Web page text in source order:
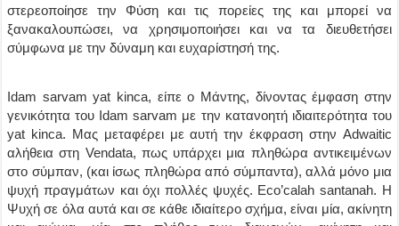
στερεοποίησε την Φύση και τις πορείες της και μπορεί να
ξανακαλουπώσει, να χρησιμοποιήσει και να τα διευθετήσει
σύμφωνα με την δύναμη και ευχαρίστησή της.
Idam sarvam yat kinca, είπε ο Μάντης, δίνοντας έμφαση στην
γενικότητα του Idam sarvam με την κατανοητή ιδιαιτερότητα του
yat kinca. Μας μεταφέρει με αυτή την έκφραση στην Adwaitic
αλήθεια στη Vendata, πως υπάρχει μια πληθώρα αντικειμένων
στο σύμπαν, (και ίσως πληθώρα από σύμπαντα), αλλά μόνο μια
ψυχή πραγμάτων και όχι πολλές ψυχές. Eco’calah santanah. Η
Ψυχή σε όλα αυτά και σε κάθε ιδιαίτερο σχήμα, είναι μία, ακίνητη